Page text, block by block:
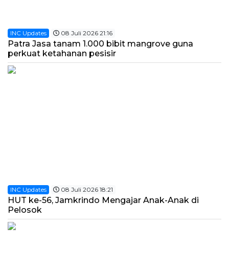
INC Updates 08 Juli 2026 21:16
Patra Jasa tanam 1.000 bibit mangrove guna
perkuat ketahanan pesisir
INC Updates 08 Juli 2026 18:21
HUT ke-56, Jamkrindo Mengajar Anak-Anak di
Pelosok